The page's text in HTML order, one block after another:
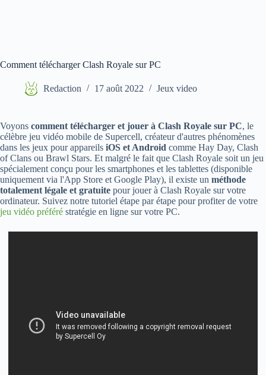
Comment télécharger Clash Royale sur PC
Redaction 17 août 2022 Jeux video
Voyons comment télécharger et jouer à Clash Royale sur PC, le
célèbre jeu vidéo mobile de Supercell, créateur d'autres phénomènes
dans les jeux pour appareils iOS et Android comme Hay Day, Clash
of Clans ou Brawl Stars. Et malgré le fait que Clash Royale soit un jeu
spécialement conçu pour les smartphones et les tablettes (disponible
uniquement via l'App Store et Google Play), il existe un méthode
totalement légale et gratuite pour jouer à Clash Royale sur votre
ordinateur. Suivez notre tutoriel étape par étape pour profiter de votre
jeu vidéo préféré stratégie en ligne sur votre PC.